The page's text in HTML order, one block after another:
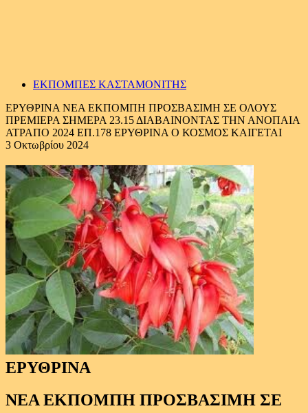
ΕΚΠΟΜΠΕΣ ΚΑΣΤΑΜΟΝΙΤΗΣ
ΕΡΥΘΡΙΝΑ ΝΕΑ ΕΚΠΟΜΠΗ ΠΡΟΣΒΑΣΙΜΗ ΣΕ ΟΛΟΥΣ
ΠΡΕΜΙΕΡΑ ΣΗΜΕΡΑ 23.15 ΔΙΑΒΑΙΝΟΝΤΑΣ ΤΗΝ ΑΝΟΠΑΙΑ
ΑΤΡΑΠΟ 2024 ΕΠ.178 ΕΡΥΘΡΙΝΑ Ο ΚΟΣΜΟΣ ΚΑΙΓΕΤΑΙ
3 Οκτωβρίου 2024
ΕΡΥΘΡΙΝΑ
ΝΕΑ ΕΚΠΟΜΠΗ ΠΡΟΣΒΑΣΙΜΗ ΣΕ